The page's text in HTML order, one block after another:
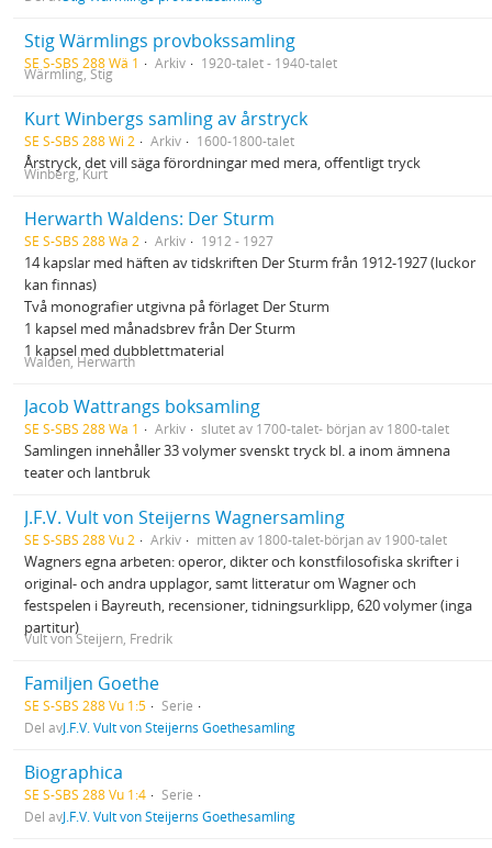
Stig Wärmlings provbokssamling
SE S-SBS 288 Wä 1 Arkiv 1920-talet - 1940-talet
Wärmling, Stig
Kurt Winbergs samling av årstryck
SE S-SBS 288 Wi 2 Arkiv 1600-1800-talet
Årstryck, det vill säga förordningar med mera, offentligt tryck
Winberg, Kurt
Herwarth Waldens: Der Sturm
SE S-SBS 288 Wa 2 Arkiv 1912 - 1927
14 kapslar med häften av tidskriften Der Sturm från 1912-1927 (luckor
kan finnas)
Två monografier utgivna på förlaget Der Sturm
1 kapsel med månadsbrev från Der Sturm
1 kapsel med dubblettmaterial
Walden, Herwarth
Jacob Wattrangs boksamling
SE S-SBS 288 Wa 1 Arkiv slutet av 1700-talet- början av 1800-talet
Samlingen innehåller 33 volymer svenskt tryck bl. a inom ämnena
teater och lantbruk
J.F.V. Vult von Steijerns Wagnersamling
SE S-SBS 288 Vu 2 Arkiv mitten av 1800-talet-början av 1900-talet
Wagners egna arbeten: operor, dikter och konstfilosofiska skrifter i
original- och andra upplagor, samt litteratur om Wagner och
festspelen i Bayreuth, recensioner, tidningsurklipp, 620 volymer (inga
partitur)
Vult von Steijern, Fredrik
Familjen Goethe
SE S-SBS 288 Vu 1:5
Serie
Del avJ.F.V. Vult von Steijerns Goethesamling
Biographica
SE S-SBS 288 Vu 1:4
Serie
Del avJ.F.V. Vult von Steijerns Goethesamling